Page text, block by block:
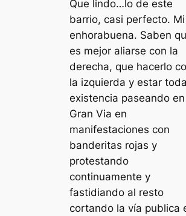
Que lindo…lo de este
barrio, casi perfecto. Mi
enhorabuena. Saben
es mejor aliarse con la
derecha, que hacerlo
la izquierda y estar
existencia paseando
Gran Via en
manifestaciones con
banderitas rojas y
protestando
continuamente y
fastidiando al resto
cortando la vía publica